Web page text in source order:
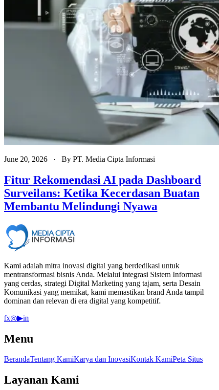
June 20, 2026 · By PT. Media Cipta Informasi
Fitur Rekomendasi AI pada Dashboard
Surveilans: Ketika Kecerdasan Buatan
Membantu Melindungi Nyawa
Kami adalah mitra inovasi digital yang berdedikasi untuk
mentransformasi bisnis Anda. Melalui integrasi Sistem Informasi
yang cerdas, strategi Digital Marketing yang tajam, serta Desain
Komunikasi yang memikat, kami memastikan brand Anda tampil
dominan dan relevan di era digital yang kompetitif.
fx◎▶in
Menu
BerandaTentang KamiKarya dan InovasiKontak KamiPeta Situs
Layanan Kami